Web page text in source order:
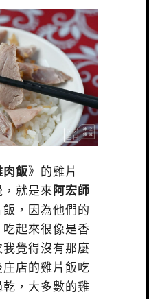
肉飯》的雞片
就是來 阿宏師
，因為他們的
起來很像是香
覺得沒有那麼
店的雞片飯吃
，大多數的雞